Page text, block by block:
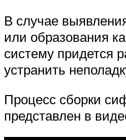
В случае
или образования
систему придется
устранить
Процесс сборки
представлен в